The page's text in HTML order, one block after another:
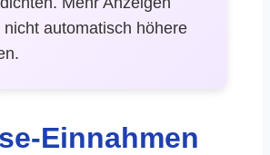
nicht automatisch höhere
Einnahmen